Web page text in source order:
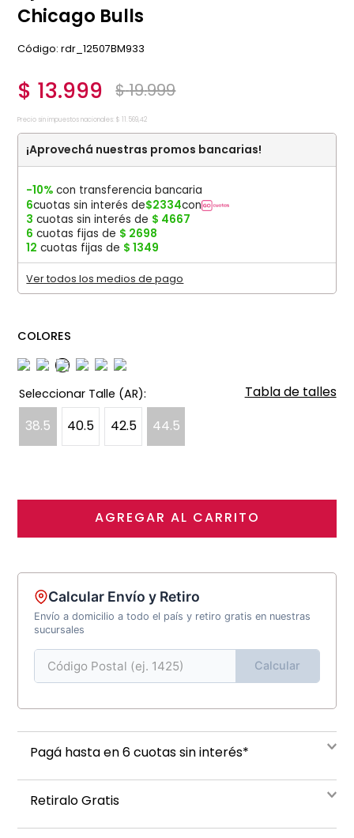
Chicago Bulls
:rdr_12507BM933
$ 13.999 $19.999
Precio sin impuestos nacionales: $ 11 569,42
¡Aprovechá nuestras promos bancarias!
-10% con transferencia bancaria
6cuotas sin interés de$2334con
3 cuotas sin interés de $ 4667
6 cuotas fijas de $ 2698
12 cuotas fijas de $ 1349
Ver todos los medios de pago
COLORES
38.5 40.5 42.5 44.5
Tabla de talles
AGREGAR AL CARRITO
Calcular Envío y Retiro
Envío a domicilio a todo el país y retiro gratis en nuestras
sucursales
Calcular
Pagá hasta en 6 cuotas sin interés*
Retiralo Gratis